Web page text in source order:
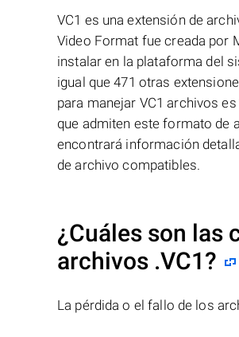
VC1 es una extensión de
Video Format fue creada por
instalar en la plataforma del
igual que 471 otras
para manejar VC1 archivos
que admiten este formato de
encontrará información
de archivo compatibles.
¿Cuáles son las
archivos .VC1?
La pérdida o el fallo de los